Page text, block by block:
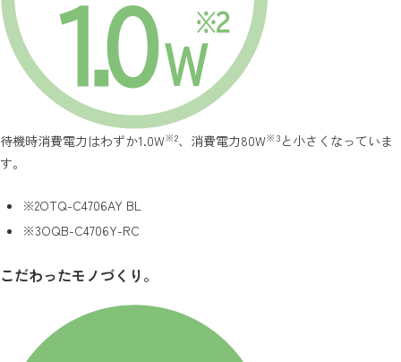
待機時消費電力はわずか1.0W※2、消費電力80W※3 と小さくなっていま
す。
※2OTQ-C4706AY BL
※3OQB-C4706Y-RC
こだわったモノづくり。